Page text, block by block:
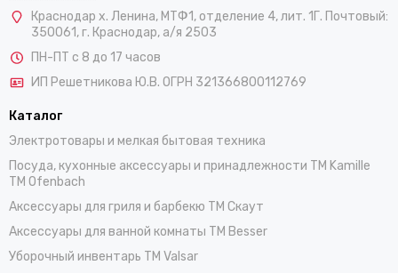
Краснодар х. Ленина, МТФ1, отделение 4, лит. 1Г. Почтовый:
350061, г. Краснодар, а/я 2503
ПН-ПТ с 8 до 17 часов
ИП Решетникова Ю.В. ОГРН 321366800112769
Каталог
Электротовары и мелкая бытовая техника
Посуда, кухонные аксессуары и принадлежности TM Kamille
TM Ofenbach
Аксессуары для гриля и барбекю TM Скаут
Аксессуары для ванной комнаты TM Besser
Уборочный инвентарь TM Valsar